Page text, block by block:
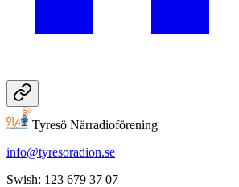
Tyresö Närradioförening
info@tyresoradion.se
Swish: 123 679 37 07